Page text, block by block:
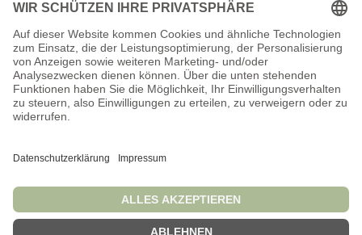
Offizieller Onlineshop für Privatkunden. Alle Preise inkl. gesetzl.
Wir sind stets bemüht, aktuelle und vollständige Informationen auf